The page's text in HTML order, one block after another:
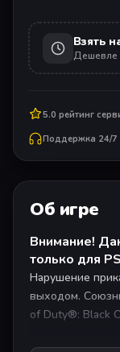
Взять
Дешевле
5.0 рейтинг
Поддержка 24/7
Об игре
Внимание!
только для
Нарушение
выходом.
of Duty®: Black